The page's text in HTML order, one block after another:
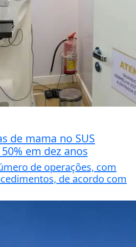
de mama no SUS
em dez anos
de operações, com
de acordo com